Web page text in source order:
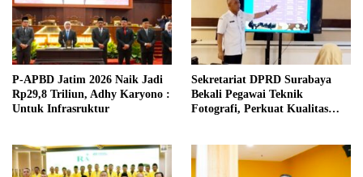
P-APBD Jatim 2026 Naik Jadi
Rp29,8 Triliun, Adhy Karyono :
Untuk Infrasruktur
Sekretariat DPRD Surabaya
Bekali Pegawai Teknik
Fotografi, Perkuat Kualitas